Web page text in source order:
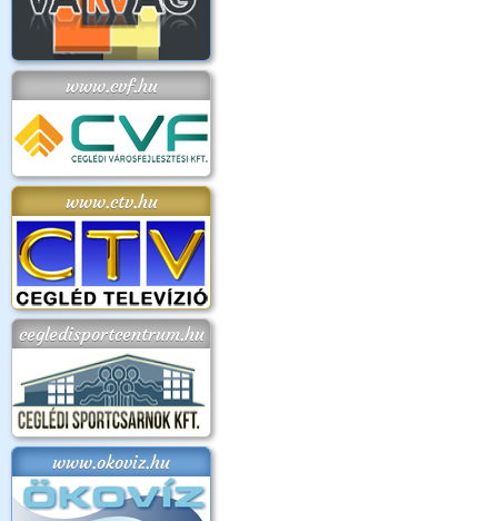
www.cvf.hu
www.ctv.hu
cegledisportcentrum.hu
www.okoviz.hu